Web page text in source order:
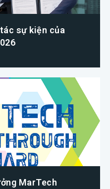
sự kiện của
MarTech